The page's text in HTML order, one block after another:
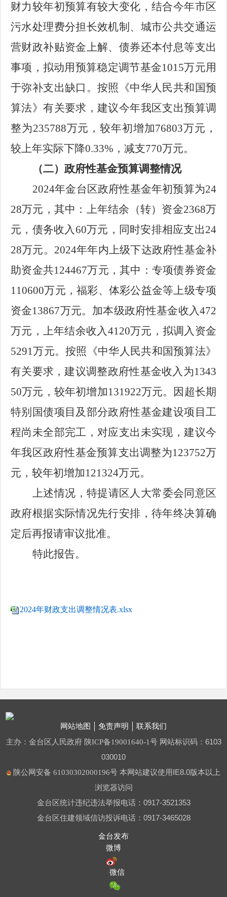
财力较年初预算有较大变化，结合今年市区
污水处理费分担长效机制、城市公共交通运
营财政补贴资金上解、债券还本付息等支出
事项，拟动用预算稳定调节基金1015万元用
于弥补支出缺口。按照《中华人民共和国预
算法》有关要求，建议今年我区支出预算调
整为235788万元，较年初增加76803万元，
较上年实际下降0.33% ，减支770万元。
（二） 政府性基金预算调整情况
2024年金台区政府性基金年初预算为24
28万元，其中：上年结余（转）资金2368万
元，债务收入 60万元，同时安排相应支出24
28万元。 2024年年内上级下达政府性基金补
助资金共124467万元，其中：专项债券资金
110600万元，福彩、体彩公益金等上级专项
资金13867万元。加本级政府性基金收入472
万元，上年结余收入4120万元，拟调入资金
5291万元。按照《中华人民共和国预算法》
有关要求，建议调整政府性基金收入为1343
50万元，较年初增加131922万元。因超长期
特别国债项目及部分政府性基金建设项目工
程尚未全部完工，对应支出未实现，建议今
年我区政府性基金预算支出调整为123752万
元，较年初增加121324万元。
上述情况，特提请区人大常委会同意区
政府根据实际情况先行安排，待年终决算确
定后再报请审议批准。
特此报告。
2024年财政支出调整情况表.xlsx
网站地图 免责声明 联系我们
主办：金台区人民政府 陕ICP备19001640-1号 网站标识码：6103
030010
陕公网安备 61030302000196号 本网站建议使用IE8.0版本以上
浏览器访问
金台区统计违纪违法举报电话：0917-3521353
金台区住建领域信访投诉电话：0917-3465028
金台发布
微博
微信